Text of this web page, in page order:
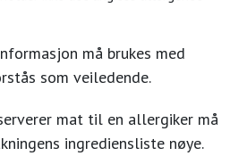
må brukes med
som veiledende.
mat til en allergiker må
ingrediensliste nøye.